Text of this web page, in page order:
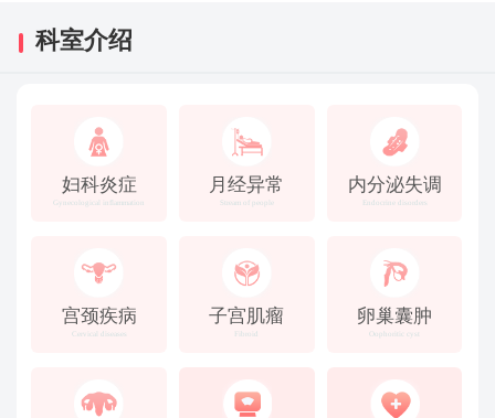
科室介绍
妇科炎症
Gynecological inflammation
月经异常
Stream of people
内分泌失调
Endocrine disorders
宫颈疾病
Cervical diseases
子宫肌瘤
Fibroid
卵巢囊肿
Oophoritic cyst